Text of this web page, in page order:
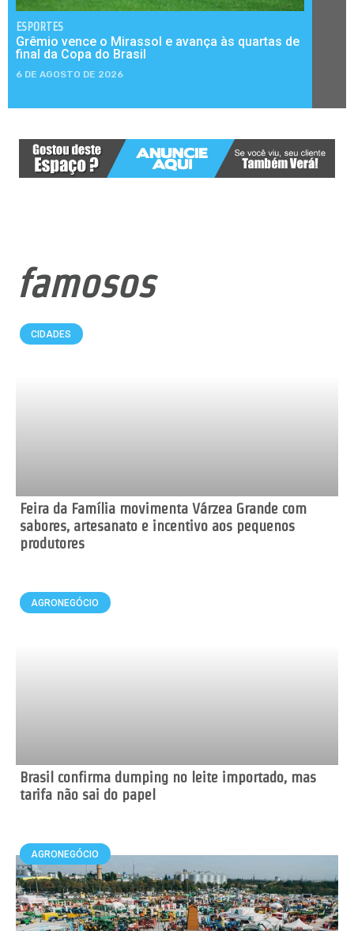
ESPORTES
Grêmio vence o Mirassol e avança às quartas de
final da Copa do Brasil
6 DE AGOSTO DE 2026
famosos
CIDADES
Feira da Família movimenta Várzea Grande com
sabores, artesanato e incentivo aos pequenos
produtores
AGRONEGÓCIO
Brasil confirma dumping no leite importado, mas
tarifa não sai do papel
AGRONEGÓCIO